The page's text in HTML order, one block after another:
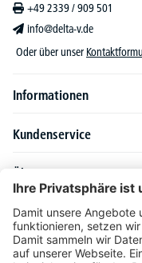
+49 2339 / 909 501
info@delta-v.de
Oder über unser
Informationen
Kundenservice
Über DELTA-V
Produktsortiment
Ratgeber